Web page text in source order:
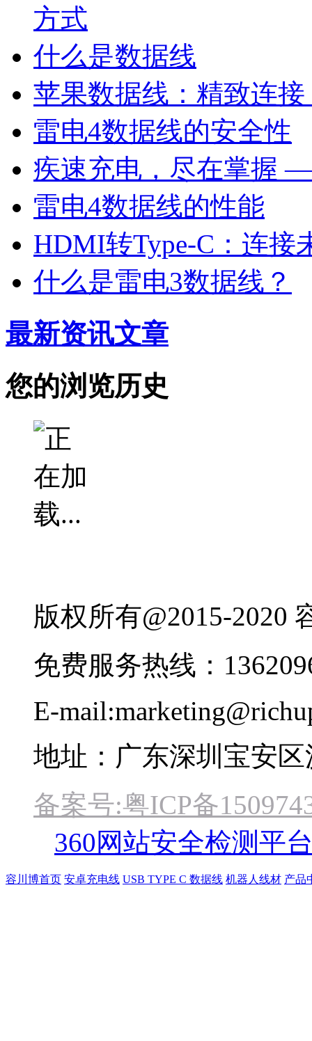
方式
什么是数据线
苹果数据线：精致连
雷电4数据线的安全性
疾速充电，尽在掌握
雷电4数据线的性能
HDMI转Type-C：连接
什么是雷电3数据线？
最新资讯文章
您的浏览历史
版权所有@2015-2020
免费服务热线：
E-
地址：广东深圳宝安
备案号:粤ICP备
360网站安全检测平
容川博首页 安卓充电线 USB TYPE C 数据线 机器人线材 产品